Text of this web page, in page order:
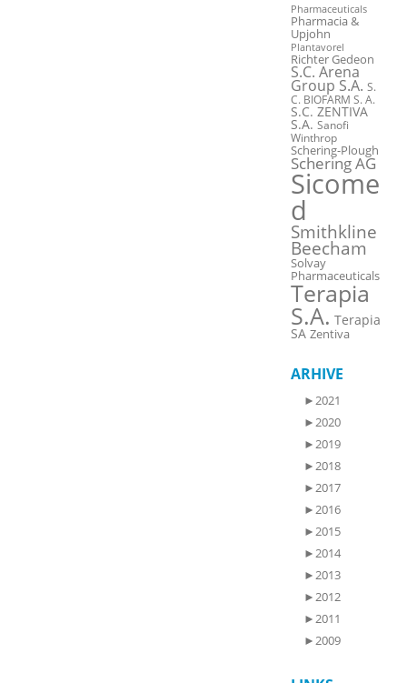
Pharmaceuticals
Pharmacia &
Upjohn
Plantavorel
Richter Gedeon
S.C. Arena
Group S.A. S.
C. BIOFARM S. A.
S.C. ZENTIVA
S.A. Sanofi
Winthrop
Schering-Plough
Schering AG
Sicome
d
Smithkline
Beecham
Solvay
Pharmaceuticals
Terapia
S.A. Terapia
SA Zentiva
ARHIVE
►2021
►2020
►2019
►2018
►2017
►2016
►2015
►2014
►2013
►2012
►2011
►2009